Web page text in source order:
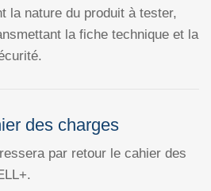
la nature du produit à tester,
la fiche technique et la
des charges
par retour le cahier des